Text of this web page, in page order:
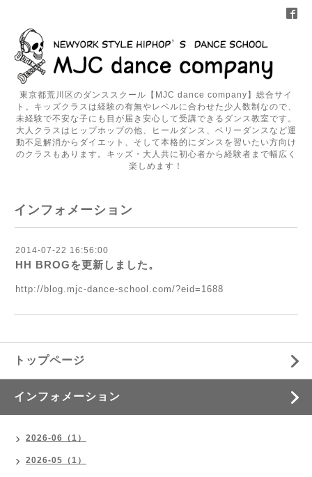
東京都荒川区のダンススクール【MJC dance company】総合サイ
ト。キッズクラスは経験の有無やレベルに合わせた少人数制なので、
未経験で不安な子にも目が届き安心して受講できるダンス教室です。
大人クラスはヒップホップの他、ヒールダンス、ベリーダンスなど運
動不足解消からダイエット、そして本格的にダンスを習いたい方向け
のクラスもあります。キッズ・大人共に初心者から経験者まで幅広く
楽しめます！
インフォメーション
2014-07-22 16:56:00
HH BROGを更新しました。
http://blog.mjc-dance-school.com/?eid=1688
トップページ
インフォメーション
2026-06（1）
2026-05（1）